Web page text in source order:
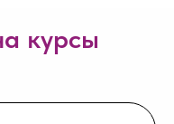
курсы